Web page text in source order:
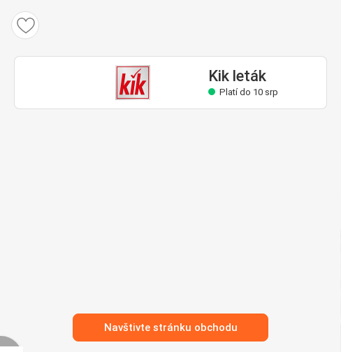
Kik leták
Platí do 10 srp
Navštivte stránku obchodu